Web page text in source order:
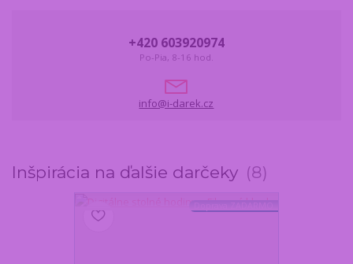
+420 603920974
Po-Pia, 8-16 hod.
info@i-darek.cz
Inšpirácia na ďalšie darčeky 8